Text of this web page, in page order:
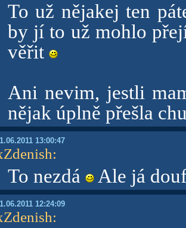
To už nějakej ten
by jí to už mohlo
věřit
Ani nevim, jestli
nějak úplně přešla
13:00:47
:
To nezdá Ale já
12:24:09
: